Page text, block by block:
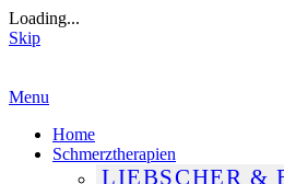
Loading...
Skip
Skip
content
Menu
Home
Schmerztherapien
LIEBSCHER &